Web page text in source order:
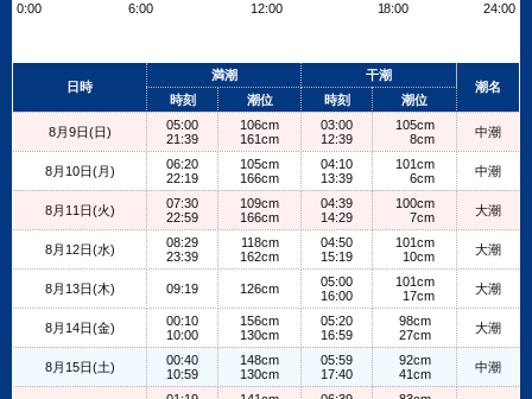
0:00
6:00 12:00 18:00 24:00
+
日時
満潮
干潮
潮名
時刻
潮位 時刻 潮位
8月9日(日)
05:00
21:39
106cm
161cm
03:00
12:39
105cm
8cm
中潮
8月10日(月)
06:20
22:19
105cm
166cm
04:10
13:39
101cm
6cm
中潮
8月11日(火)
07:30
22:59
109cm
166cm
04:39
14:29
100cm
7cm
大潮
8月12日(水)
08:29
23:39
118cm
162cm
04:50
15:19
101cm
10cm
大潮
8月13日(木) 09:19 126cm
05:00
16:00
101cm
17cm
大潮
8月14日(金)
00:10
10:00
156cm
130cm
05:20
16:59
98cm
27cm
大潮
8月15日(土)
00:40
10:59
148cm
130cm
05:59
17:40
92cm
41cm
中潮